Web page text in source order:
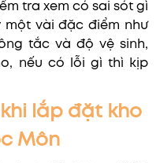
tra xem có sai sót gì
một vài đặc điểm như
tắc và độ vệ sinh,
nếu có lỗi gì thì kịp
lắp đặt kho
Môn